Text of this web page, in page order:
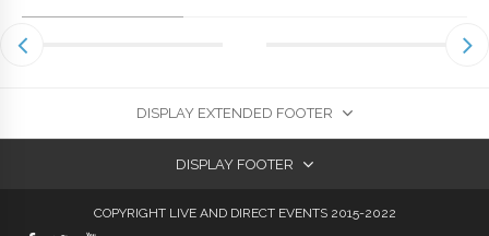
DISPLAY EXTENDED FOOTER
DISPLAY FOOTER
COPYRIGHT LIVE AND DIRECT EVENTS 2015-2022